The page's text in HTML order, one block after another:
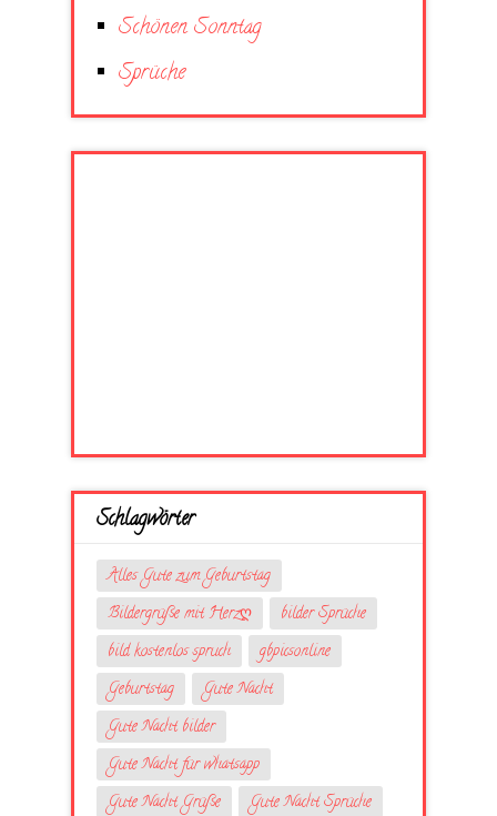
Schönen Sonntag
Sprüche
Schlagwörter
Alles Gute zum Geburtstag
Bildergrüße mit Herzღ
bilder Sprüche
bild kostenlos spruch
gbpicsonline
Geburtstag
Gute Nacht
Gute Nacht bilder
Gute Nacht für whatsapp
Gute Nacht Grüße
Gute Nacht Sprüche